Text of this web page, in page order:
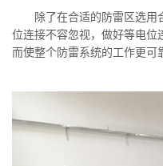
除了在合适的防雷区选
位连接不容忽视，做好等电位
而使整个防雷系统的工作更可